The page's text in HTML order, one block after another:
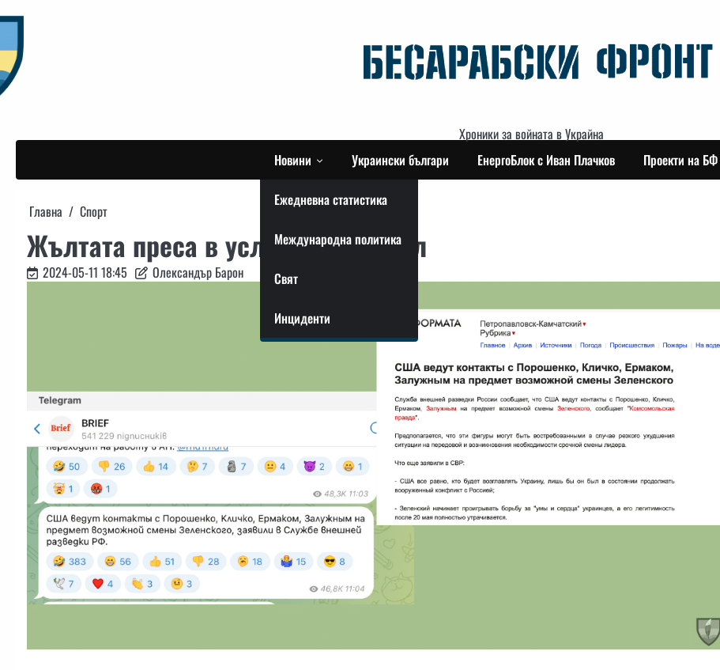
to
content
Хроники за войната в Украйна
Новини
Ежедневна статистика
Международна политика
Свят
Инциденти
Украински българи ЕнергоБлок с Иван Плачков Проекти на БФ
Главна Спорт
Жълтата преса в услуга на Кремъл
2024-05-11 18:45 Олександър Барон